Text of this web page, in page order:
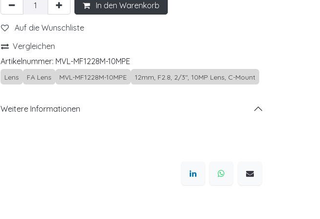
In den Warenkorb
Auf die Wunschliste
Vergleichen
Artikelnummer: MVL-MF1228M-10MPE
Lens FA Lens MVL-MF1228M-10MPE 12mm, F2.8, 2/3", 10MP Lens, C-Mount
Weitere Informationen